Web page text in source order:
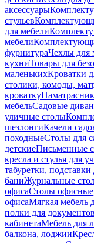
аксессуары
стульев
для мебели
мебели
фурнитураЧехлы для
кухниТовары для
маленькихКроватки
столики, комоды,
кроватку
мебельСадовые
уличные столы
шезлонгиКачели
походныеСтолы для
детскиеПисьменные
кресла и стулья для
табуретки, подставки
баниЖурнальные
офисаСтолы
офисаМягкая мебель
полки для документов
кабинетаМебель для
балкона, лоджии